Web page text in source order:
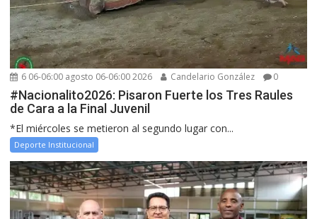
6 06-06:00 agosto 06-06:00 2026 Candelario González 0
#Nacionalito2026: Pisaron Fuerte los Tres Raules
de Cara a la Final Juvenil
*El miércoles se metieron al segundo lugar con...
Deporte Institucional